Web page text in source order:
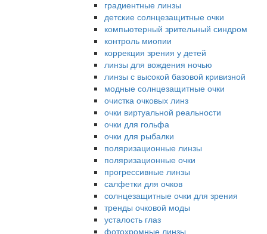
градиентные линзы
детские солнцезащитные очки
компьютерный зрительный синдром
контроль миопии
коррекция зрения у детей
линзы для вождения ночью
линзы с высокой базовой кривизной
модные солнцезащитные очки
очистка очковых линз
очки виртуальной реальности
очки для гольфа
очки для рыбалки
поляризационные линзы
поляризационные очки
прогрессивные линзы
салфетки для очков
солнцезащитные очки для зрения
тренды очковой моды
усталость глаз
фотохромные линзы